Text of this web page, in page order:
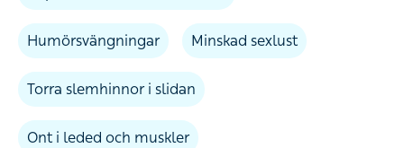
Humörsvängningar Minskad sexlust
Torra slemhinnor i slidan
Ont i leded och muskler